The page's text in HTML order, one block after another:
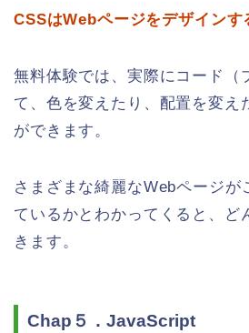
CSSはWebページをデザインす
無料体験では、実際にコード（
て、色を変えたり、配置を変え
ができます。
さまざまな綺麗なWebページが
ているかとわかってくると、ど
きます。
Chap５．JavaScript